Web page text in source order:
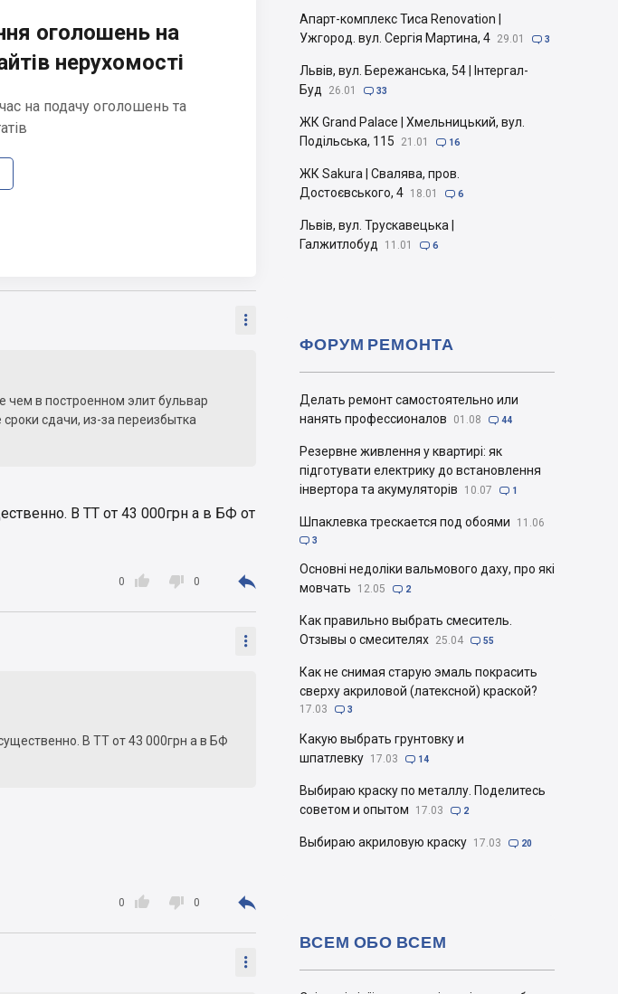

чем в построенном элит бульвар
сдачи, из-за переизбытка
В TT от 43 000грн а в БФ от

0  0 

В TT от 43 000грн а в БФ

0  0 

оголошень на
нерухомості
на подачу оголошень та
Апарт-комплекс Тиса Renovation |
Ужгород. вул. Сергія Мартина, 4 29.01  3
Львів, вул. Бережанська, 54 | Інтергал-
Буд
26.01  33
ЖК Grand Palace | Хмельницький, вул.
Подільська, 115
21.01  16
ЖК Sakura | Свалява, пров.
Достоєвського, 4 18.01  6
Львів, вул. Трускавецька |
Галжитлобуд
11.01  6
Делать ремонт самостоятельно или
нанять профессионалов
01.08  44
Резервне живлення у квартирі: як
підготувати електрику до встановлення
інвертора та акумуляторів
10.07  1
Шпаклевка трескается под обоями 11.06
 3
Основні недоліки вальмового даху, про які
мовчать
12.05  2
Как правильно выбрать смеситель.
Отзывы о смесителях 25.04  55
Как не снимая старую эмаль покрасить
сверху акриловой (латексной) краской?
17.03  3
Какую выбрать грунтовку и
шпатлевку 17.03  14
Выбираю краску по металлу. Поделитесь
советом и опытом
17.03  2
Выбираю акриловую краску 17.03  20
ФОРУМ РЕМОНТА
ВСЕМ ОБО ВСЕМ